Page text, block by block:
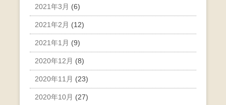
2021年3月 (6)
2021年2月 (12)
2021年1月 (9)
2020年12月 (8)
2020年11月 (23)
2020年10月 (27)